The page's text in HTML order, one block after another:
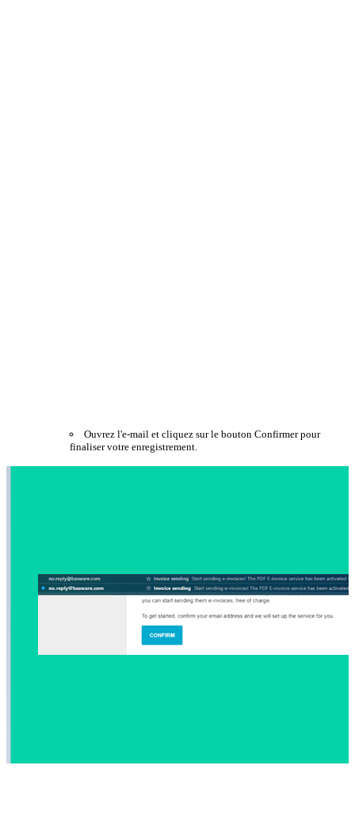
Ouvrez l'e-mail et cliquez sur le bouton Confirmer pour
finaliser votre enregistrement.